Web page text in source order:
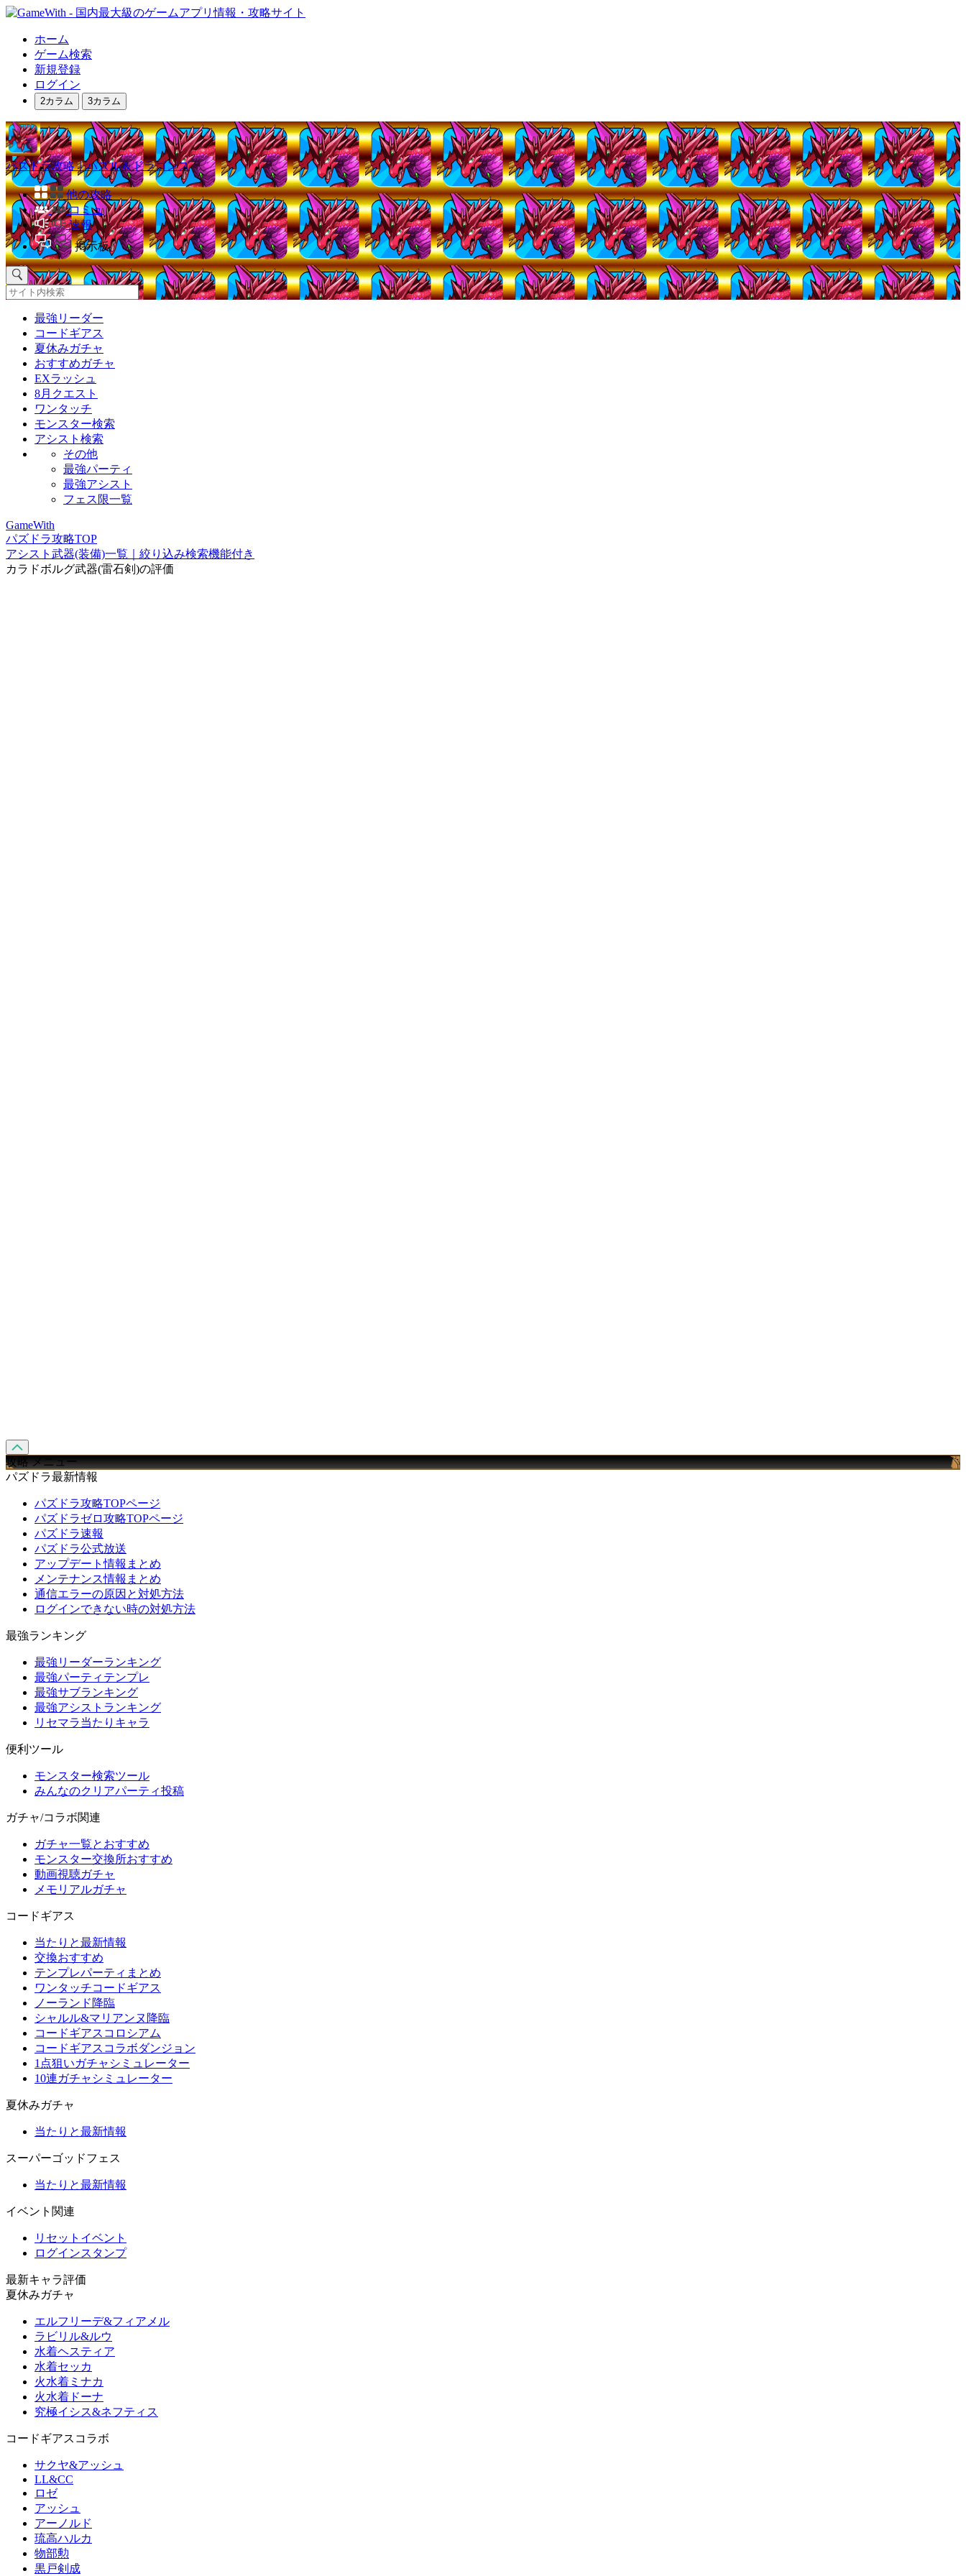
ホーム
ゲーム検索
新規登録
ログイン
2カラム 3カラム
パズドラ攻略｜パズル＆ドラゴンズ
他の攻略
コミュ
速報
掲示板
最強リーダー
コードギアス
夏休みガチャ
おすすめガチャ
EXラッシュ
8月クエスト
ワンタッチ
モンスター検索
アシスト検索
その他
最強パーティ
最強アシスト
フェス限一覧
GameWith
パズドラ攻略TOP
アシスト武器(装備)一覧｜絞り込み検索機能付き
カラドボルグ武器(雷石剣)の評価
攻略 メニュー
パズドラ最新情報
パズドラ攻略TOPページ
パズドラゼロ攻略TOPページ
パズドラ速報
パズドラ公式放送
アップデート情報まとめ
メンテナンス情報まとめ
通信エラーの原因と対処方法
ログインできない時の対処方法
最強ランキング
最強リーダーランキング
最強パーティテンプレ
最強サブランキング
最強アシストランキング
リセマラ当たりキャラ
便利ツール
モンスター検索ツール
みんなのクリアパーティ投稿
ガチャ/コラボ関連
ガチャ一覧とおすすめ
モンスター交換所おすすめ
動画視聴ガチャ
メモリアルガチャ
コードギアス
当たりと最新情報
交換おすすめ
テンプレパーティまとめ
ワンタッチコードギアス
ノーランド降臨
シャルル&マリアンヌ降臨
コードギアスコロシアム
コードギアスコラボダンジョン
1点狙いガチャシミュレーター
10連ガチャシミュレーター
夏休みガチャ
当たりと最新情報
スーパーゴッドフェス
当たりと最新情報
イベント関連
リセットイベント
ログインスタンプ
最新キャラ評価
夏休みガチャ
エルフリーデ&フィアメル
ラビリル&ルウ
水着ヘスティア
水着セッカ
火水着ミナカ
火水着ドーナ
究極イシス&ネフティス
コードギアスコラボ
サクヤ&アッシュ
LL&CC
ロゼ
アッシュ
アーノルド
琉高ハルカ
物部勲
黒戸剣成